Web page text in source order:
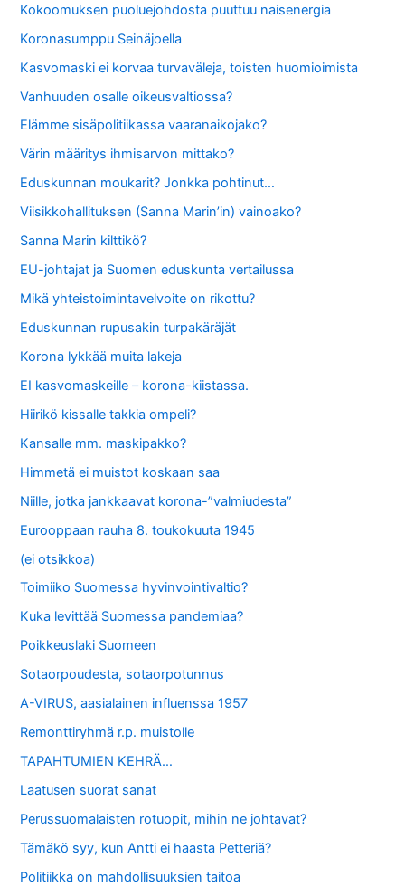
Kokoomuksen puoluejohdosta puuttuu naisenergia
Koronasumppu Seinäjoella
Kasvomaski ei korvaa turvaväleja, toisten huomioimista
Vanhuuden osalle oikeusvaltiossa?
Elämme sisäpolitiikassa vaaranaikojako?
Värin määritys ihmisarvon mittako?
Eduskunnan moukarit? Jonkka pohtinut…
Viisikkohallituksen (Sanna Marin’in) vainoako?
Sanna Marin kilttikö?
EU-johtajat ja Suomen eduskunta vertailussa
Mikä yhteistoimintavelvoite on rikottu?
Eduskunnan rupusakin turpakäräjät
Korona lykkää muita lakeja
EI kasvomaskeille – korona-kiistassa.
Hiirikö kissalle takkia ompeli?
Kansalle mm. maskipakko?
Himmetä ei muistot koskaan saa
Niille, jotka jankkaavat korona-”valmiudesta”
Eurooppaan rauha 8. toukokuuta 1945
(ei otsikkoa)
Toimiiko Suomessa hyvinvointivaltio?
Kuka levittää Suomessa pandemiaa?
Poikkeuslaki Suomeen
Sotaorpoudesta, sotaorpotunnus
A-VIRUS, aasialainen influenssa 1957
Remonttiryhmä r.p. muistolle
TAPAHTUMIEN KEHRÄ…
Laatusen suorat sanat
Perussuomalaisten rotuopit, mihin ne johtavat?
Tämäkö syy, kun Antti ei haasta Petteriä?
Politiikka on mahdollisuuksien taitoa